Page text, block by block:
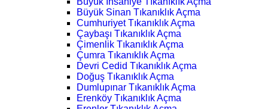
Büyük Sinan Tıkanıklık Açma
Cumhuriyet Tıkanıklık Açma
Çaybaşı Tıkanıklık Açma
Çimenlik Tıkanıklık Açma
Çumra Tıkanıklık Açma
Devri Cedid Tıkanıklık Açma
Doğuş Tıkanıklık Açma
Dumlupınar Tıkanıklık Açma
Erenköy Tıkanıklık Açma